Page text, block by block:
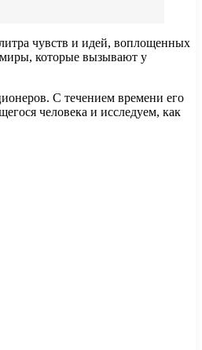
чувств и идей, воплощенных
миры, которые вызывают у
С течением времени его
человека и исследуем, как